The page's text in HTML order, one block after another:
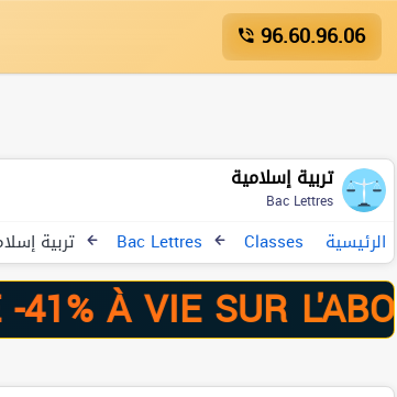
96.60.96.06
تربية إسلامية
Bac Lettres
الرئيسية Classes
Bac Lettres تربية
À VIE SUR